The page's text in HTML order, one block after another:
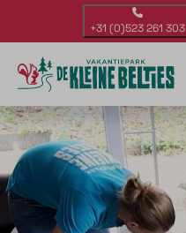
+31 (0)523 261 303